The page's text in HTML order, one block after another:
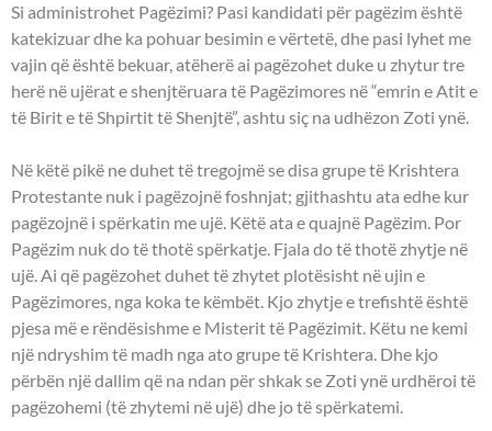
Si administrohet Pagëzimi? Pasi kandidati për pagëzim është
katekizuar dhe ka pohuar besimin e vërtetë, dhe pasi lyhet me
vajin që është bekuar, atëherë ai pagëzohet duke u zhytur tre
herë në ujërat e shenjtëruara të Pagëzimores në “emrin e Atit e
të Birit e të Shpirtit të Shenjtë”, ashtu siç na udhëzon Zoti ynë.
Në këtë pikë ne duhet të tregojmë se disa grupe të Krishtera
Protestante nuk i pagëzojnë foshnjat; gjithashtu ata edhe kur
pagëzojnë i spërkatin me ujë. Këtë ata e quajnë Pagëzim. Por
Pagëzim nuk do të thotë spërkatje. Fjala do të thotë zhytje në
ujë. Ai që pagëzohet duhet të zhytet plotësisht në ujin e
Pagëzimores, nga koka te këmbët. Kjo zhytje e trefishtë është
pjesa më e rëndësishme e Misterit të Pagëzimit. Këtu ne kemi
një ndryshim të madh nga ato grupe të Krishtera. Dhe kjo
përbën një dallim që na ndan për shkak se Zoti ynë urdhëroi të
pagëzohemi (të zhytemi në ujë) dhe jo të spërkatemi.